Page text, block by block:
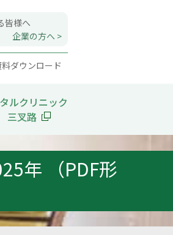
皆様へ
企業の方へ
料ダウンロード
ルクリニック
三叉路
年 （PDF形